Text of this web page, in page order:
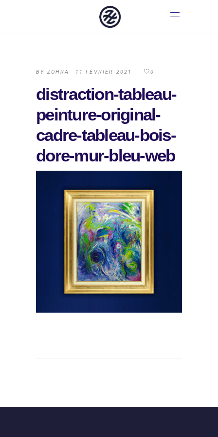
BY ZOHRA 11 FÉVRIER 2021 0
distraction-tableau-
peinture-original-
cadre-tableau-bois-
dore-mur-bleu-web